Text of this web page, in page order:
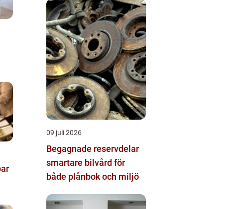
09 juli 2026
Begagnade reservdelar
smartare bilvård för
både plånbok och miljö